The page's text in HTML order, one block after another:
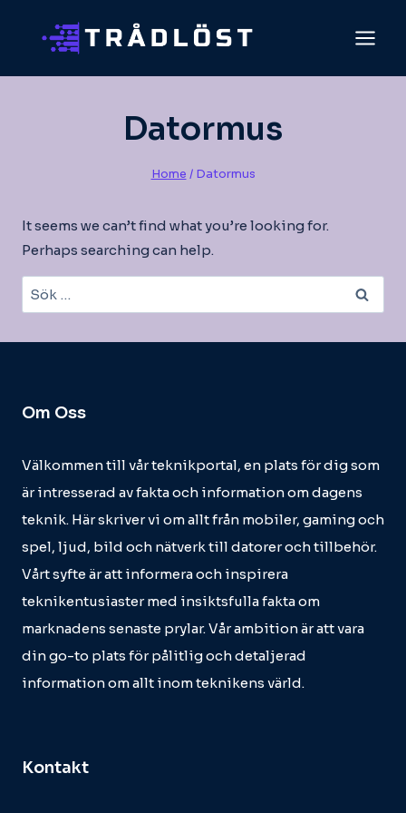
Datormus
Home / Datormus
It seems we can’t find what you’re looking for.
Perhaps searching can help.
Sök
efter:
Om Oss
Välkommen till vår teknikportal, en plats för dig som
är intresserad av fakta och information om dagens
teknik. Här skriver vi om allt från mobiler, gaming och
spel, ljud, bild och nätverk till datorer och tillbehör.
Vårt syfte är att informera och inspirera
teknikentusiaster med insiktsfulla fakta om
marknadens senaste prylar. Vår ambition är att vara
din go-to plats för pålitlig och detaljerad
information om allt inom teknikens värld.
Kontakt